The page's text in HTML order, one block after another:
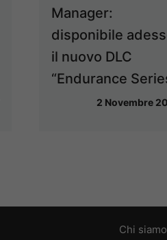
Manager:
disponibile
il nuovo DLC
“Endurance
2 Novembre
Chi siamo